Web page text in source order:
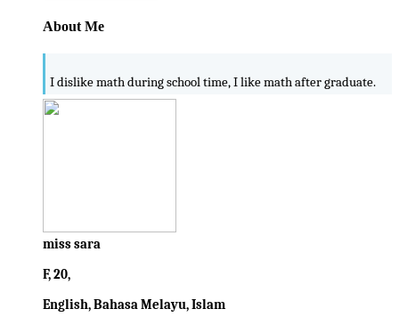
About Me
I dislike math during school time, I like math after graduate.
miss sara
F, 20,
English, Bahasa Melayu, Islam